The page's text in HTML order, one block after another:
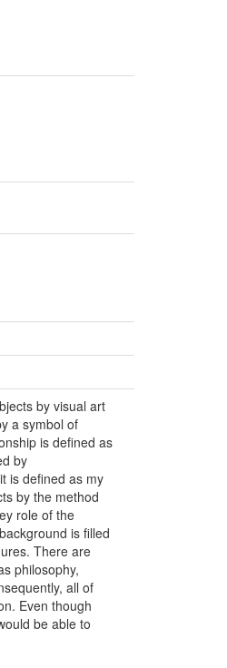
by visual art
a symbol of
is defined as
by
is defined as my
by the method
role of the
is filled
There are
philosophy,
all of
Even though
be able to